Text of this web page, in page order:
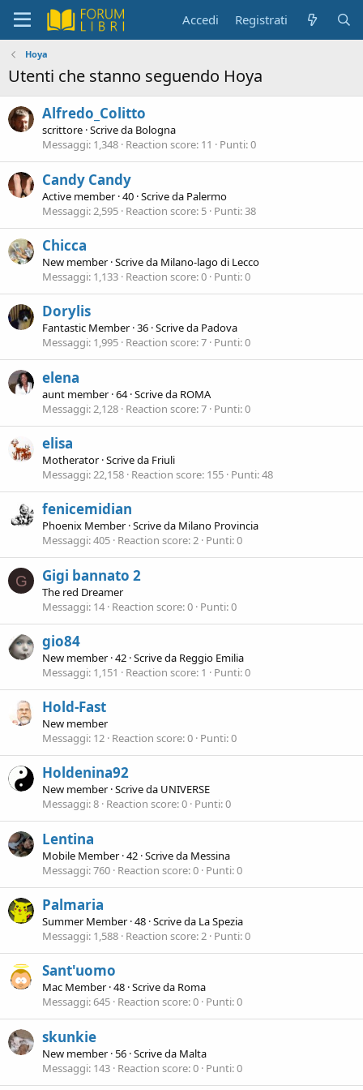
Accedi Registrati
Hoya
Utenti che stanno seguendo Hoya
Alfredo_Colitto
scrittore ·Scrive da Bologna
Messaggi 1,348 Reaction score 11 Punti 0
Candy Candy
Active member ·40 ·Scrive da Palermo
Messaggi 2,595 Reaction score 5 Punti 38
Chicca
New member ·Scrive da Milano-lago di Lecco
Messaggi 1,133 Reaction score 0 Punti 0
Dorylis
Fantastic Member ·36 ·Scrive da Padova
Messaggi 1,995 Reaction score 7 Punti 0
elena
aunt member ·64·Scrive da ROMA
Messaggi 2,128 Reaction score 7 Punti 0
elisa
Motherator ·Scrive da Friuli
Messaggi 22,158 Reaction score 155 Punti 48
fenicemidian
Phoenix Member ·Scrive da Milano Provincia
Messaggi 405 Reaction score 2 Punti 0
G Gigi bannato 2
The red Dreamer
Messaggi 14 Reaction score 0 Punti 0
gio84
New member ·42 ·Scrive da Reggio Emilia
Messaggi 1,151 Reaction score 1 Punti 0
Hold-Fast
New member
Messaggi 12 Reaction score 0 Punti 0
Holdenina92
New member ·Scrive da UNIVERSE
Messaggi 8 Reaction score 0 Punti 0
Lentina
Mobile Member ·42 ·Scrive da Messina
Messaggi 760 Reaction score 0 Punti 0
Palmaria
Summer Member ·48 ·Scrive da La Spezia
Messaggi 1,588 Reaction score 2 Punti 0
Sant'uomo
Mac Member ·48 ·Scrive da Roma
Messaggi 645 Reaction score 0 Punti 0
skunkie
New member ·56 ·Scrive da Malta
Messaggi 143 Reaction score 0 Punti 0